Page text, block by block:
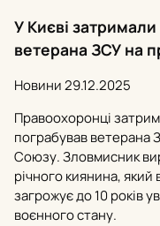
У Києві
ветерана ЗСУ на
Новини29.12.2025
Правоохоронці
пограбував ветерана
Союзу. Зловмисник
річного киянина,
загрожує до 10 років
воєнного стану.